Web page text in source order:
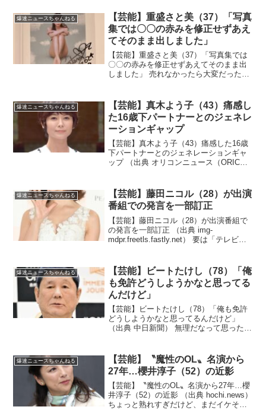
爆速ニュースちゃんねる
【芸能】重盛さと美（37）「写真
集では〇〇の赤みを修正せずあえ
てそのまま出しました」
【芸能】重盛さと美（37）「写真集では
〇〇の赤みを修正せずあえてそのまま出
しました」 売れなかったら大変だった
ました」）1 それでも動く名無し ：
2026/03/22...
爆速ニュースちゃんねる
【芸能】真木よう子（43）痛感し
た16歳下パートナーとのジェネレ
ーションギャップ
【芸能】真木よう子（43）痛感した16歳
下パートナーとのジェネレーションギャ
ップ （出典 オリコンニュース（ORICON
う子 16歳下パートナー、痛感したジェ
ネ...
爆速ニュースちゃんねる
【芸能】藤田ニコル（28）が出演
番組での発言を一部訂正
【芸能】藤田ニコル（28）が出演番組で
の発言を一部訂正 （出典 img-
mdpr.freetls.fastly.net） 要は「テレビで
の発言を一部訂正「バラエティの...
爆速ニュースちゃんねる
【芸能】ビートたけし（78）「俺
も免許どうしようかなと思ってる
んだけど」
【芸能】ビートたけし（78）「俺も免許
どうしようかなと思ってるんだけど」
（出典 中日新聞） 無理だなって思ったら
れないやつらなんだよな！？（出典 【芸
能】78歳・ビー...
爆速ニュースちゃんねる
【芸能】〝魔性のOL〟名演から
27年…櫻井淳子（52）の近影
【芸能】〝魔性のOL〟名演から27年…櫻
井淳子（52）の近影 （出典 hochi.news）
ちょっと熟れすぎだけど、まだイケそ